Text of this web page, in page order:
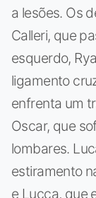
a lesões. Os
Calleri, que
esquerdo,
ligamento
enfrenta um
Oscar, que
lombares.
estiramento
e Lucca, que